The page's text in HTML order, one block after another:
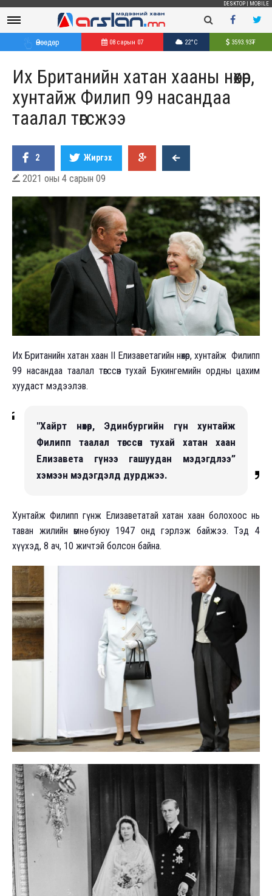
DESKTOP MOBILE
Өнөөдөр 08 сарын 07 22°C 3593.93₮
Их Британийн хатан хааны нөхөр,
хунтайж Филип 99 насандаа
таалал төгсжээ
2 Жиргэх
 2021 оны 4 сарын 09
Их Британийн хатан хаан II Елизаветагийн нөхөр, хунтайж Филипп
99 насандаа таалал төгссөн тухай Букингемийн ордны цахим
хуудаст мэдээлэв.
"Хайрт нөхөр, Эдинбургийн гүн хунтайж
Филипп таалал төгссөн тухай хатан хаан
Елизавета гүнээ гашуудан мэдэгдлээ”
хэмээн мэдэгдэлд дурджээ.
Хунтайж Филипп гүнж Елизаветатай хатан хаан болохоос нь
таван жилийн өмнө буюу 1947 онд гэрлэж байжээ. Тэд 4
хүүхэд, 8 ач, 10 жичтэй болсон байна.